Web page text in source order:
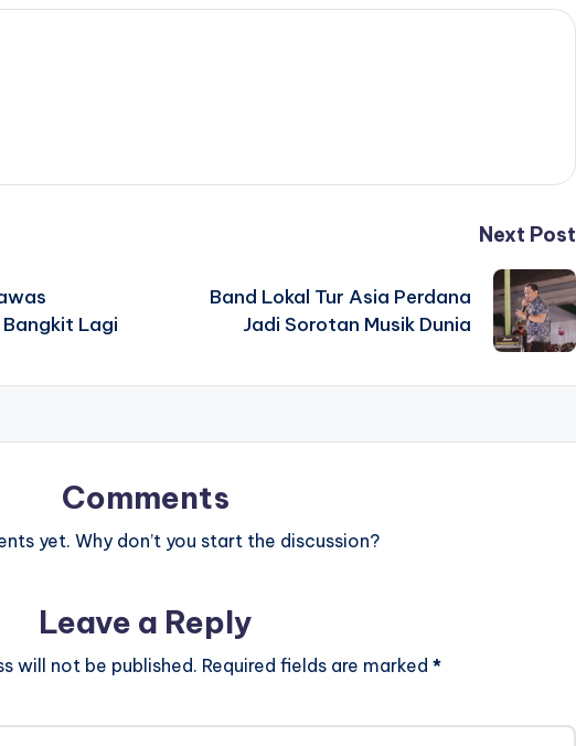
Lagi
Next Post
Band Lokal Tur Asia Perdana
Jadi Sorotan Musik Dunia
Comments
yet. Why don’t you start the discussion?
Leave a Reply
will not be published. Required fields are marked *